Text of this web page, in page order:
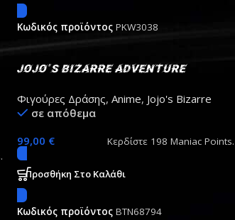
Κωδικός προϊόντος PKW3038
JoJo´s Bizarre Adventure
Jotaro Kujo 17cm
Φιγούρες Δράσης, Anime, Jojo's Bizarre
σε απόθεμα
99,00 € Κερδίστε 198 Maniac Points.
Προσθήκη Στο Καλάθι
Κωδικός προϊόντος BTN68794